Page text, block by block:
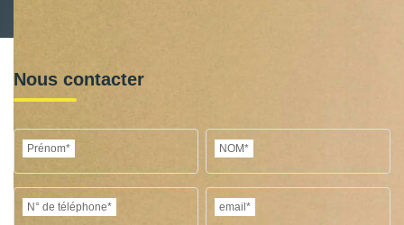
Nous contacter
Prénom* NOM*
N° de téléphone* email*